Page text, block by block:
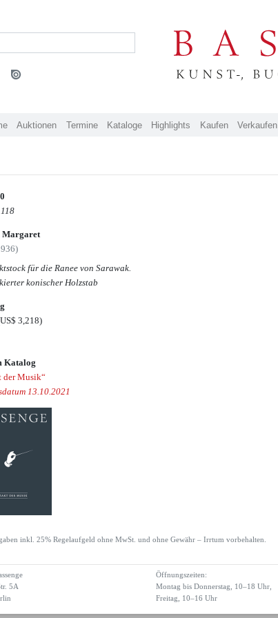
Auktionen Termine Kataloge Highlights Kaufen Verkaufen
Margaret
für die Ranee von Sarawak.
konischer Holzstab
3,218)
Katalog
der Musik“
13.10.2021
inkl. 25% Regelaufgeld ohne MwSt. und ohne Gewähr – Irrtum vorbehalten.
5A
Öffnungszeiten:
Montag bis Donnerstag, 10–18 Uhr,
Freitag, 10–16 Uhr